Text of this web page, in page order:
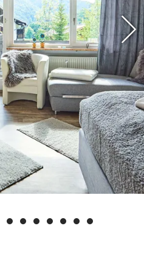
Sie die
Sie die
und Langlaufloipen
Flussgebiet direkt hinter
befindet sich
Außerdem
an der auch der
Nähe, was Ihnen
Skigebiet ermöglicht.
wir bei einem
urigen Reit im Winkler